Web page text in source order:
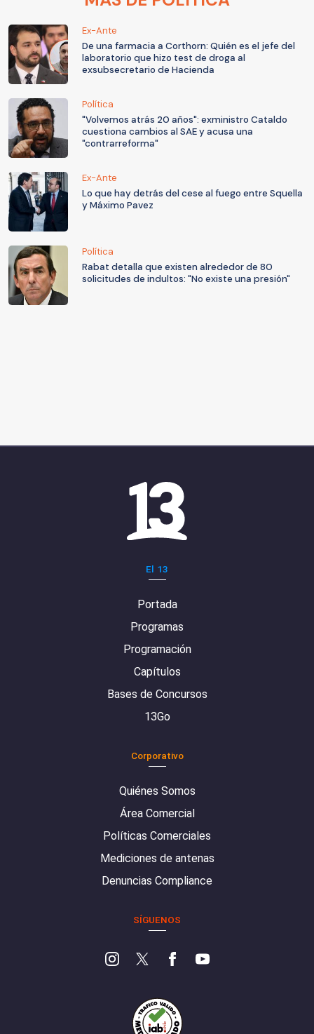
Ex-Ante
De una farmacia a Corthorn: Quién es el jefe del
laboratorio que hizo test de droga al
exsubsecretario de Hacienda
Política
"Volvemos atrás 20 años": exministro Cataldo
cuestiona cambios al SAE y acusa una
"contrarreforma"
Ex-Ante
Lo que hay detrás del cese al fuego entre Squella
y Máximo Pavez
Política
Rabat detalla que existen alrededor de 80
solicitudes de indultos: "No existe una presión"
El 13
Portada
Programas
Programación
Capítulos
Bases de Concursos
13Go
Corporativo
Quiénes Somos
Área Comercial
Políticas Comerciales
Mediciones de antenas
Denuncias Compliance
SÍGUENOS